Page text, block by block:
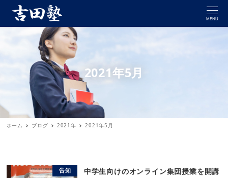
MENU
2021年5月
ホーム ブログ 2021年 2021年5月
告知
中学生向けのオンライン集団授業を開講